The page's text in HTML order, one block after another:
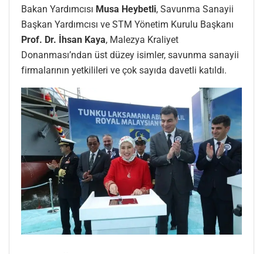
Bakan Yardımcısı Musa Heybetli, Savunma Sanayii
Başkan Yardımcısı ve STM Yönetim Kurulu Başkanı
Prof. Dr. İhsan Kaya, Malezya Kraliyet
Donanması’ndan üst düzey isimler, savunma sanayii
firmalarının yetkilileri ve çok sayıda davetli katıldı.